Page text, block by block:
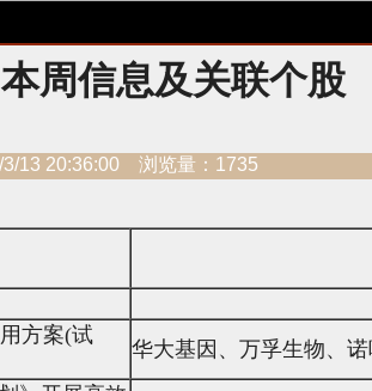
周信息及关联个股
3/13 20:36:00 浏览量：1735
方案(试
华大基因、万孚生物、诺